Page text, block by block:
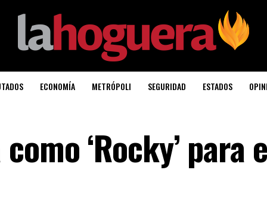
ECONOMÍA METRÓPOLI SEGURIDAD ESTADOS
‘Rocky’ para